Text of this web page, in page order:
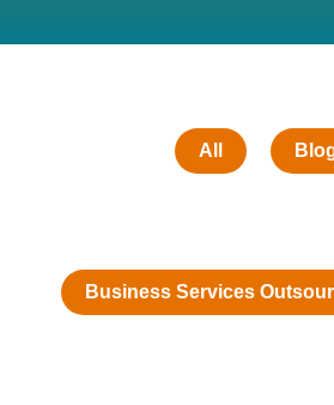
All
Business Services